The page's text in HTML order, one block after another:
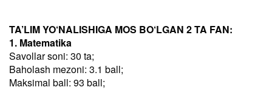
TA’LIM YO‘NALISHIGA MOS BO‘LGAN 2 TA FAN:
1. Matematika
Savollar soni: 30 ta;
Baholash mezoni: 3.1 ball;
Maksimal ball: 93 ball;